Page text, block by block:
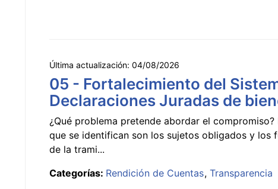
Última actualización: 04/08/2026
05 - Fortalecimiento del
Declaraciones Juradas de
¿Qué problema pretende abordar el
que se identifican son los sujetos obligados y los
de la trami...
Categorías: Rendición de Cuentas Transparencia